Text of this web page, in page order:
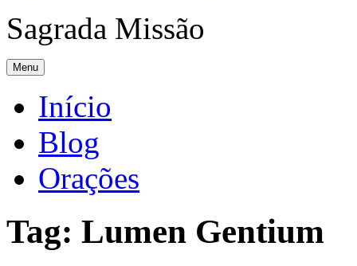
Sagrada Missão
Menu
Início
Blog
Orações
Tag: Lumen Gentium